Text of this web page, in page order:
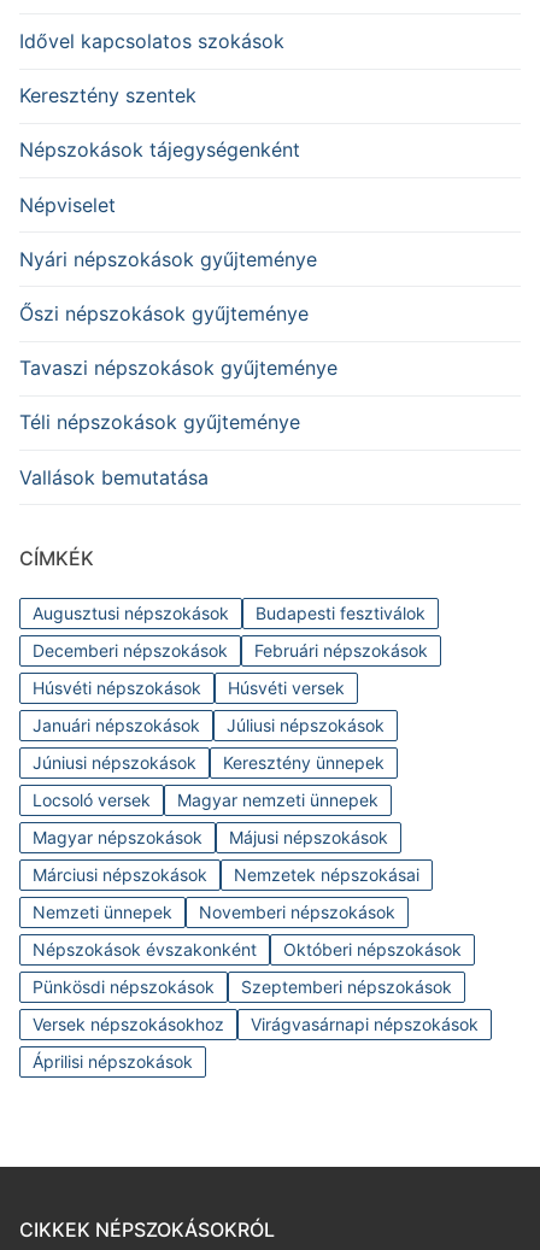
Idővel kapcsolatos szokások
Keresztény szentek
Népszokások tájegységenként
Népviselet
Nyári népszokások gyűjteménye
Őszi népszokások gyűjteménye
Tavaszi népszokások gyűjteménye
Téli népszokások gyűjteménye
Vallások bemutatása
CÍMKÉK
Augusztusi népszokások
Budapesti fesztiválok
Decemberi népszokások
Februári népszokások
Húsvéti népszokások
Húsvéti versek
Januári népszokások
Júliusi népszokások
Júniusi népszokások
Keresztény ünnepek
Locsoló versek
Magyar nemzeti ünnepek
Magyar népszokások
Májusi népszokások
Márciusi népszokások
Nemzetek népszokásai
Nemzeti ünnepek
Novemberi népszokások
Népszokások évszakonként
Októberi népszokások
Pünkösdi népszokások
Szeptemberi népszokások
Versek népszokásokhoz
Virágvasárnapi népszokások
Áprilisi népszokások
CIKKEK NÉPSZOKÁSOKRÓL